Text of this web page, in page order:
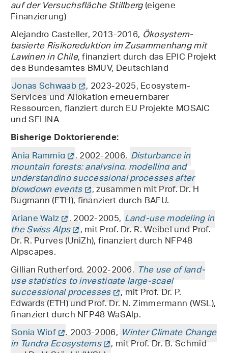
auf der Versuchsfläche Stillberg(eigene
Finanzierung)
Alejandro Casteller, 2013-2016, Ökosystem-
basierte Risikoreduktion im Zusammenhang mit
Lawinen in Chile, finanziert durch das EPIC Projekt
des Bundesamtes BMUV, Deutschland
Jonas Schwaab , 2023-2025, Ecosystem-
Services und Allokation erneuernbarer
Ressourcen, fianziert durch EU Projekte MOSAIC
und SELINA
Bisherige Doktorierende:
Anja Rammig , 2002-2006, Disturbance in
mountain forests: analysing, modelling and
understanding successional processes after
blowdown events , zusammen mit Prof. Dr. H
Bugmann (ETH), finanziert durch BAFU.
Ariane Walz , 2002-2005, Land-use modeling in
the Swiss Alps , mit Prof. Dr. R. Weibel und Prof.
Dr. R. Purves (UniZh), finanziert durch NFP48
Alpscapes.
Gillian Rutherford, 2002-2006, The use of land-
use statistics to investigate large-scael
successional processes , mit Prof. Dr. P.
Edwards (ETH) und Prof. Dr. N. Zimmermann (WSL),
finanziert durch NFP48 WaSAlp.
Sonja Wipf , 2003-2006, Winter Climate Change
in Tundra Ecosystems , mit Prof. Dr. B. Schmid